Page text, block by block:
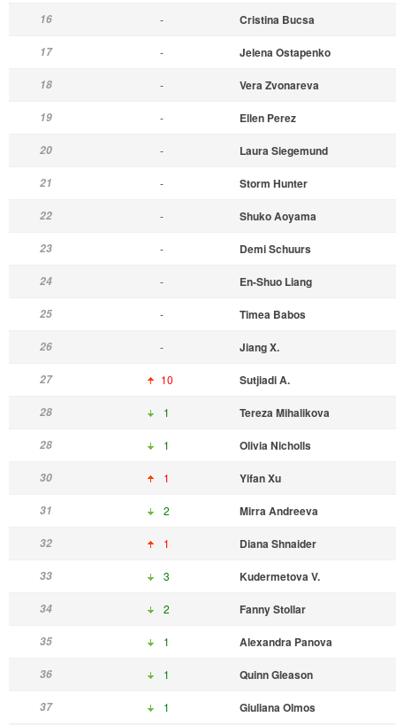
16 - Cristina Bucsa
17 - Jelena Ostapenko
18 - Vera Zvonareva
19 - Ellen Perez
20 - Laura Siegemund
21 - Storm Hunter
22 - Shuko Aoyama
23 - Demi Schuurs
24 - En-Shuo Liang
25 - Timea Babos
26 - Jiang X.
27 10 Sutjiadi A.
28 1 Tereza Mihalikova
28 1 Olivia Nicholls
30 1 Yifan Xu
31 2 Mirra Andreeva
32 1 Diana Shnaider
33 3 Kudermetova V.
34 2 Fanny Stollar
35 1 Alexandra Panova
36 1 Quinn Gleason
37 1 Giuliana Olmos